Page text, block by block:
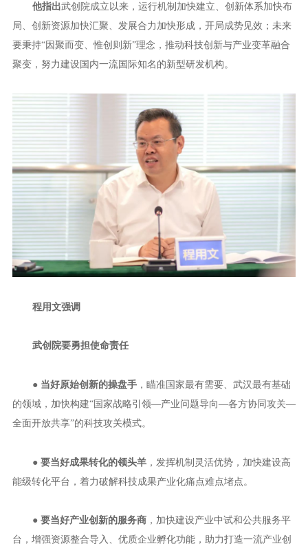
他指出武创院成立以来，运行机制加快建立、创新体系加快布
局、创新资源加快汇聚、发展合力加快形成，开局成势见效；未来
要秉持“因聚而变、惟创则新”理念，推动科技创新与产业变革融合
聚变，努力建设国内一流国际知名的新型研发机构。
程用文强调
武创院要勇担使命责任
● 当好原始创新的操盘手，瞄准国家最有需要、武汉最有基础
的领域，加快构建“国家战略引领—产业问题导向—各方协同攻关—
全面开放共享”的科技攻关模式。
● 要当好成果转化的领头羊，发挥机制灵活优势，加快建设高
能级转化平台，着力破解科技成果产业化痛点难点堵点。
● 要当好产业创新的服务商，加快建设产业中试和公共服务平
台，增强资源整合导入、优质企业孵化功能，助力打造一流产业创